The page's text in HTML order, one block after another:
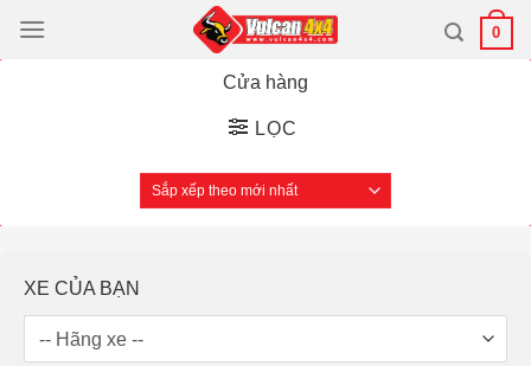
qua
0
Cửa hàng
LỌC
XE CỦA BẠN